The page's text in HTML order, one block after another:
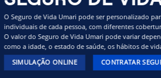
O Seguro de Vida Umari pode ser personalizado
individuais de cada pessoa, com diferentes
O valor do Seguro de Vida Umari pode variar
como a idade, o estado de saúde, os hábitos de
SIMULAÇÃO ONLINE CONTRATAR